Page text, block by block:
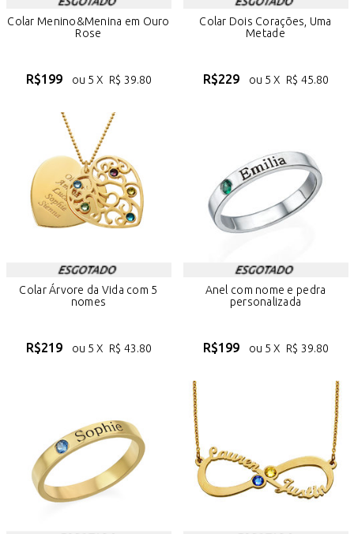
Colar Menino&Menina em Ouro
Rose
R$199 ou 5 X R$ 39.80
Colar Dois Corações, Uma
Metade
R$229 ou 5 X R$ 45.80
Colar Árvore da Vida com 5
nomes
R$219 ou 5 X R$ 43.80
Anel com nome e pedra
personalizada
R$199 ou 5 X R$ 39.80